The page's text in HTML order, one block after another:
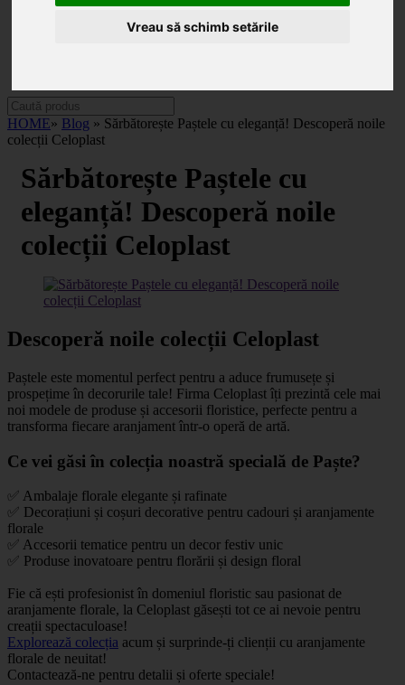
Vreau să schimb setările
Acasă
HOME» Blog » Sărbătorește Paștele cu eleganță! Descoperă noile
colecții Celoplast
Sărbătorește Paștele cu
eleganță! Descoperă noile
colecții Celoplast
Descoperă noile colecții Celoplast
Paștele este momentul perfect pentru a aduce frumusețe și
prospețime în decorurile tale! Firma Celoplast îți prezintă cele mai
noi modele de produse și accesorii floristice, perfecte pentru a
transforma fiecare aranjament într-o operă de artă.
Ce vei găsi în colecția noastră specială de Paște?
✅ Ambalaje florale elegante și rafinate
✅ Decorațiuni și coșuri decorative pentru cadouri și aranjamente
florale
✅ Accesorii tematice pentru un decor festiv unic
✅ Produse inovatoare pentru florării și design floral
Fie că ești profesionist în domeniul floristic sau pasionat de
aranjamente florale, la Celoplast găsești tot ce ai nevoie pentru
creații spectaculoase!
Explorează colecția acum și surprinde-ți clienții cu aranjamente
florale de neuitat!
Contactează-ne pentru detalii și oferte speciale!